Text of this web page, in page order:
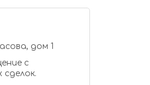
дом 1
с